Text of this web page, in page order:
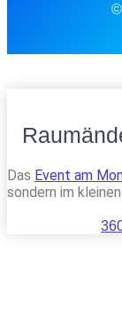
©
Das Event am
sondern im